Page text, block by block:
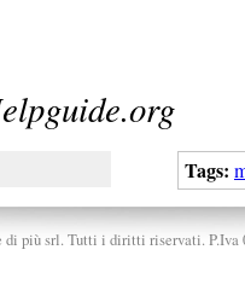
Tags:
di più srl. Tutti i diritti riservati. P.Iva